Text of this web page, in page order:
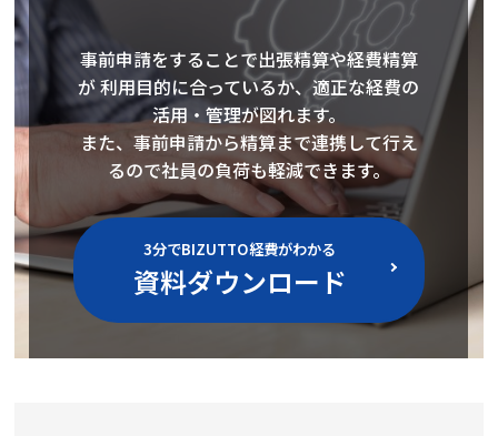
事前申請をすることで出張精算や経費精算
が 利用目的に合っているか、適正な経費の
活用・管理が図れます。
また、事前申請から精算まで連携して行え
るので社員の負荷も軽減できます。
3分でBIZUTTO経費がわかる
資料ダウンロード